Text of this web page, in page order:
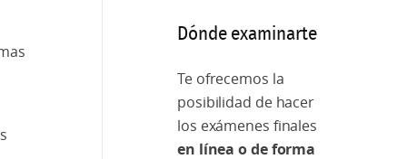
Dónde examinarte
Te ofrecemos la
posibilidad de hacer
los exámenes finales
en línea o de forma